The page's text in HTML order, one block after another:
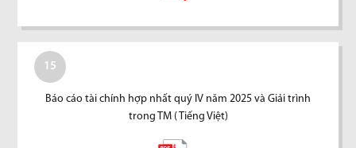
15
Báo cáo tài chính hợp nhất quý IV năm 2025 và Giải trình
trong TM ( Tiếng Việt)